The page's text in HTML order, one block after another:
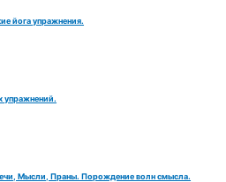
йога упражнения.
упражнений.
Мысли, Праны. Порождение волн смысла.